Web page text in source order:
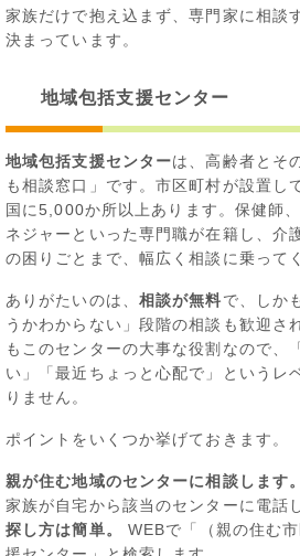
家族だけで抱え込まず、専門家に相談
決まっています。
地域包括支援センター
地域包括支援センターは、高齢者とそ
も相談窓口」です。市区町村が設置し
国に5,000か所以上あります。保健師
ネジャーといった専門職が在籍し、介
の困りごとまで、幅広く相談に乗って
ありがたいのは、 相談が無料で、しか
うかわからない」段階の相談も歓迎さ
もこのセンターの大事な役割なので、
い」「最近ちょっと心配で」というレ
りません。
ポイントをいくつか挙げておきます。
親が住む地域のセンターに相談します。
家族が自宅から該当のセンターに電話
探し方は簡単。
WEBで「（親の住む